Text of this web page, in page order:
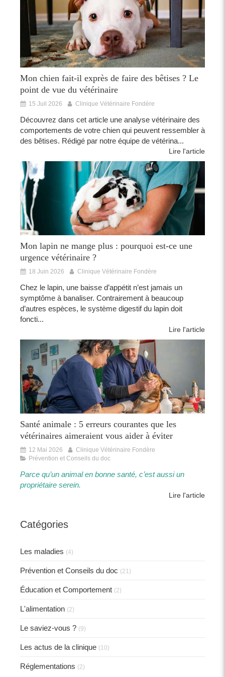
Mon chien fait-il exprès de faire des bêtises ? Le
point de vue du vétérinaire
15 Juil 2026 Clinique Vétérinaire Fondère
Découvrez dans cet article une analyse vétérinaire des
comportements de votre chien qui peuvent ressembler à
des bêtises. Rédigé par notre équipe de vétérina...
Lire l'article
Mon lapin ne mange plus : pourquoi est-ce une
urgence vétérinaire ?
18 Juin 2026 Clinique Vétérinaire Fondère
Chez le lapin, une baisse d’appétit n’est jamais un
symptôme à banaliser. Contrairement à beaucoup
d’autres espèces, le système digestif du lapin doit
foncti...
Lire l'article
Santé animale : 5 erreurs courantes que les
vétérinaires aimeraient vous aider à éviter
12 Mai 2026
Clinique Vétérinaire Fondère
Prévention et Conseils du doc
Parce qu’un animal en bonne santé, c’est aussi un
propriétaire serein.​​
Lire l'article
Catégories
Les maladies (4)
Prévention et Conseils du doc (21)
Éducation et Comportement (2)
L'alimentation (2)
Le saviez-vous ? (9)
Les actus de la clinique (10)
Réglementations (2)